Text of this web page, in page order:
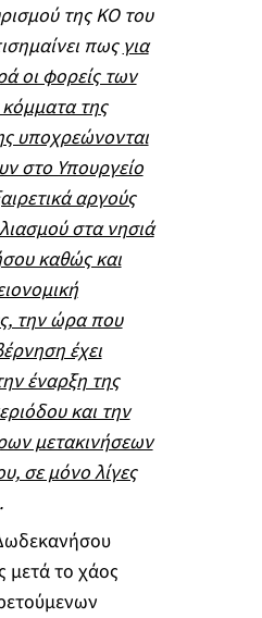
της ΚΟ του
πως για
οι φορείς των
της
υποχρεώνονται
στο Υπουργείο
αργούς
στα νησιά
καθώς και
την ώρα που
έχει
έναρξη της
και την
μετακινήσεων
σε μόνο λίγες
μετά το χάος